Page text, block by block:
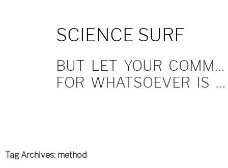
SCIENCE SURF
BUT LET YOUR COMMUNICATION BE YEA, YEA; NAY, NAY.
FOR WHATSOEVER IS MORE THAN THESE COMETH OF EVIL.
Tag Archives: method